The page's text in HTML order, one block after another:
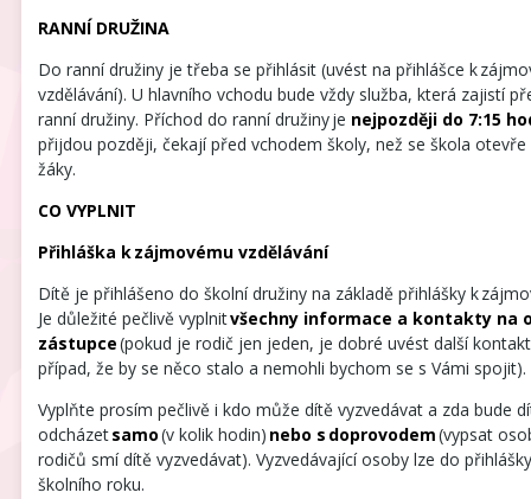
RANNÍ DRUŽINA
Do ranní družiny je třeba se přihlásit (uvést na přihlášce k
vzdělávání). U hlavního vchodu bude vždy služba, která zajistí
ranní družiny. Příchod do ranní družiny je nejpozději do 7:15
přijdou později, čekají před vchodem školy, než se škola
žáky.
CO VYPLNIT
Přihláška k zájmovému vzdělávání
Dítě je přihlášeno do školní družiny na základě přihlášky k
Je důležité pečlivě vyplnitvšechny informace a kontakty na
zástupce(pokud je rodič jen jeden, je dobré uvést další
případ, že by se něco stalo a nemohli bychom se s Vámi spojit).
Vyplňte prosím pečlivě i kdo může dítě vyzvedávat a zda bude
odcházetsamo(v kolik hodin) nebo s doprovodem(vypsat
rodičů smí dítě vyzvedávat). Vyzvedávající osoby lze do
školního roku.